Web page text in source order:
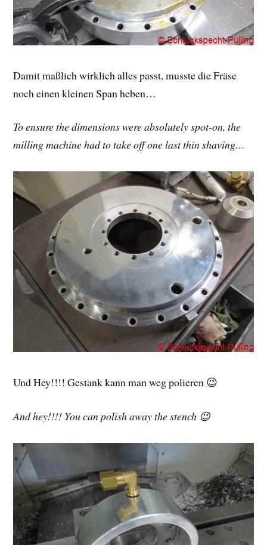
Damit maßlich wirklich alles passt, musste die Fräse
noch einen kleinen Span heben…
To ensure the dimensions were absolutely spot-on, the
milling machine had to take off one last thin shaving…
Und Hey!!!! Gestank kann man weg polieren 😉
And hey!!!! You can polish away the stench 😉